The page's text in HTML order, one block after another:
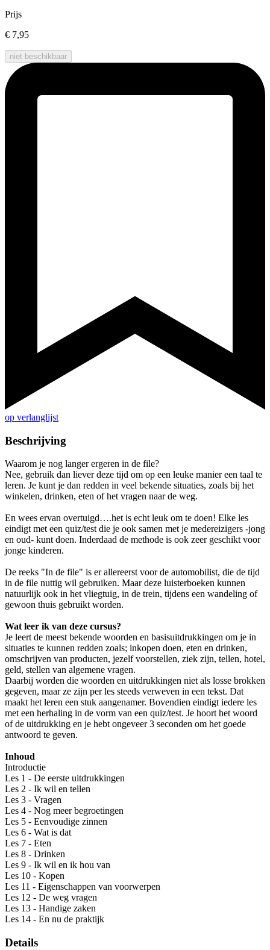
Prijs
€ 7,95
niet beschikbaar
op verlanglijst
Beschrijving
Waarom je nog langer ergeren in de file?
Nee, gebruik dan liever deze tijd om op een leuke manier een taal te
leren. Je kunt je dan redden in veel bekende situaties, zoals bij het
winkelen, drinken, eten of het vragen naar de weg.
En wees ervan overtuigd….het is echt leuk om te doen! Elke les
eindigt met een quiz/test die je ook samen met je medereizigers -jong
en oud- kunt doen. Inderdaad de methode is ook zeer geschikt voor
jonge kinderen.
De reeks "In de file" is er allereerst voor de automobilist, die de tijd
in de file nuttig wil gebruiken. Maar deze luisterboeken kunnen
natuurlijk ook in het vliegtuig, in de trein, tijdens een wandeling of
gewoon thuis gebruikt worden.
Wat leer ik van deze cursus?
Je leert de meest bekende woorden en basisuitdrukkingen om je in
situaties te kunnen redden zoals; inkopen doen, eten en drinken,
omschrijven van producten, jezelf voorstellen, ziek zijn, tellen, hotel,
geld, stellen van algemene vragen.
Daarbij worden die woorden en uitdrukkingen niet als losse brokken
gegeven, maar ze zijn per les steeds verweven in een tekst. Dat
maakt het leren een stuk aangenamer. Bovendien eindigt iedere les
met een herhaling in de vorm van een quiz/test. Je hoort het woord
of de uitdrukking en je hebt ongeveer 3 seconden om het goede
antwoord te geven.
Inhoud
Introductie
Les 1 - De eerste uitdrukkingen
Les 2 - Ik wil en tellen
Les 3 - Vragen
Les 4 - Nog meer begroetingen
Les 5 - Eenvoudige zinnen
Les 6 - Wat is dat
Les 7 - Eten
Les 8 - Drinken
Les 9 - Ik wil en ik hou van
Les 10 - Kopen
Les 11 - Eigenschappen van voorwerpen
Les 12 - De weg vragen
Les 13 - Handige zaken
Les 14 - En nu de praktijk
Details